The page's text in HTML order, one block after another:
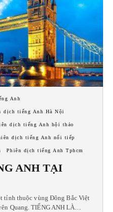
Anh
dịch tiếng Anh Hà Nội
dịch tiếng Anh hội thảo
dịch tiếng Anh nối tiếp
Phiên dịch tiếng Anh Tphcm
ANH TẠI
tỉnh thuộc vùng Đông Bắc Việt
Quang. TIẾNG ANH LÀ…